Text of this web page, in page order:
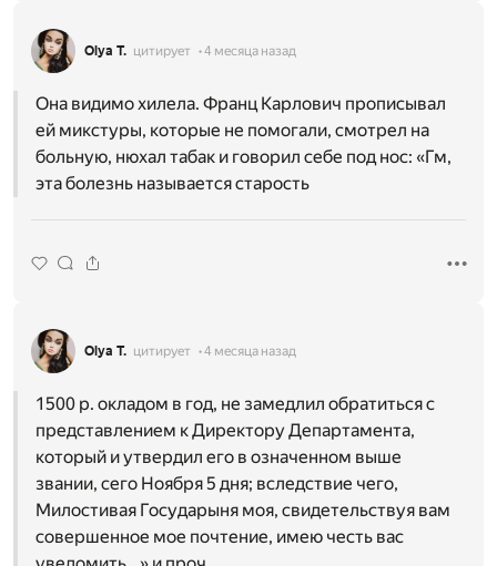
Olya T. цитирует 4 месяца назад
Она видимо хилела. Франц Карлович прописывал
ей микстуры, которые не помогали, смотрел на
больную, нюхал табак и говорил себе под нос: «Гм,
эта болезнь называется старость
Olya T. цитирует 4 месяца назад
1500 р. окладом в год, не замедлил обратиться с
представлением к Директору Департамента,
который и утвердил его в означенном выше
звании, сего Ноября 5 дня; вследствие чего,
Милостивая Государыня моя, свидетельствуя вам
совершенное мое почтение, имею честь вас